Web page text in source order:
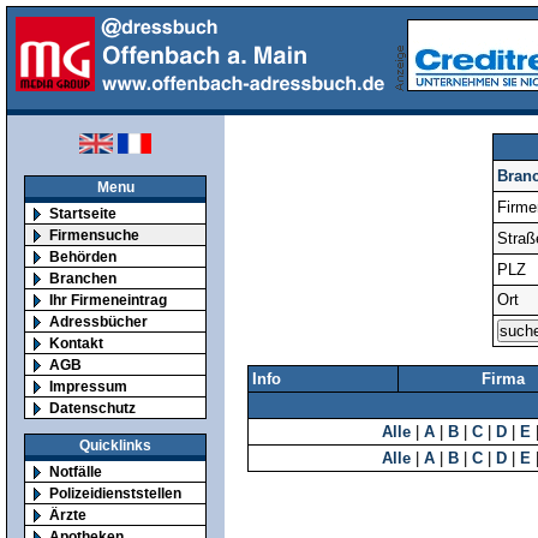
Menu
Startseite
Firmensuche
Behörden
Branchen
Ihr Firmeneintrag
Adressbücher
Kontakt
AGB
Impressum
Datenschutz
Quicklinks
Notfälle
Polizeidienststellen
Ärzte
PLZ
Ort
Info Firma
Alle A B C D E
Alle
A B C D E